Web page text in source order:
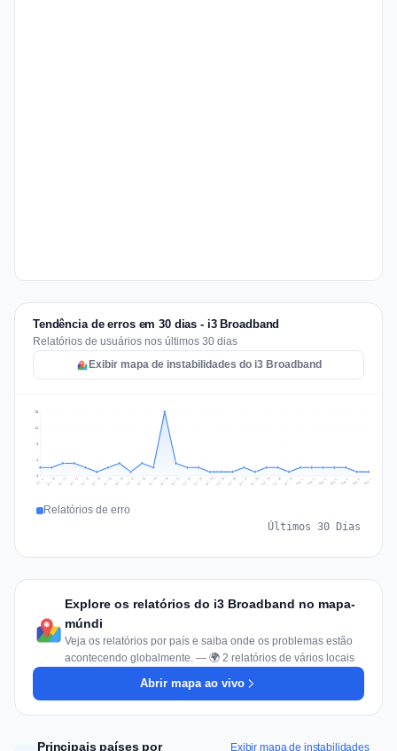
Tendência de erros em 30 dias - i3 Broadband
Relatórios de usuários nos últimos 30 dias
Exibir mapa de instabilidades do i3 Broadband
4
8
11
15
Jul 9 Jul 10 Jul 11 Jul 12 Jul 13 Jul 14 Jul 15 Jul 16 Jul 17 Jul 18 Jul 19 Jul 20 Jul 21 Jul 22 Jul 23 Jul 24 Jul 25 Jul 26 Jul 27 Jul 28 Jul 29 Jul 30 Jul 31 Aug 1 Aug 2 Aug 3 Aug 4 Aug 5 Aug 6 Aug 7
Relatórios de erro
Últimos 30 Dias
Explore os relatórios do i3 Broadband no mapa-
múndi
Veja os relatórios por país e saiba onde os problemas estão
acontecendo globalmente. — 🌍 2 relatórios de vários locais
Abrir mapa ao vivo
Principais países por Exibir mapa de instabilidades